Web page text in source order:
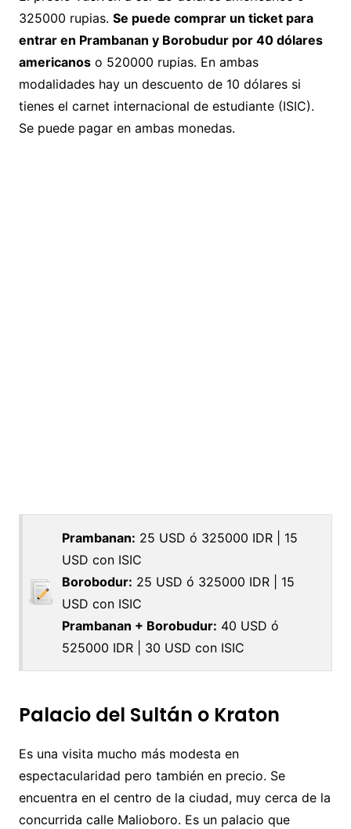
325000 rupias. Se puede comprar un ticket para
entrar en Prambanan y Borobudur por 40 dólares
americanoso 520000 rupias. En ambas
modalidades hay un descuento de 10 dólares si
tienes el carnet internacional de estudiante (ISIC).
Se puede pagar en ambas monedas.
Prambanan: 25 USD ó 325000 IDR | 15
USD con ISIC
Borobodur: 25 USD ó 325000 IDR | 15
USD con ISIC
Prambanan + Borobudur: 40 USD ó
525000 IDR | 30 USD con ISIC
Palacio del Sultán o Kraton
Es una visita mucho más modesta en
espectacularidad pero también en precio. Se
encuentra en el centro de la ciudad, muy cerca de la
concurrida calle Malioboro. Es un palacio que